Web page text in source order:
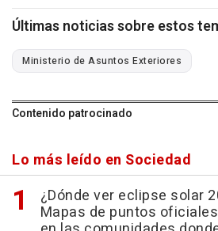
Últimas noticias sobre estos
Ministerio de Asuntos Exteriores
Contenido patrocinado
Lo más leído en Sociedad
¿Dónde ver eclipse solar
Mapas de puntos